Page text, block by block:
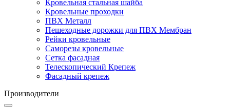
Кровельная стальная шайба
Кровельные проходки
ПВХ Металл
Пешеходные дорожки для ПВХ Мембран
Рейки кровельные
Саморезы кровельные
Сетка фасадная
Телескопический Крепеж
Фасадный крепеж
Производители